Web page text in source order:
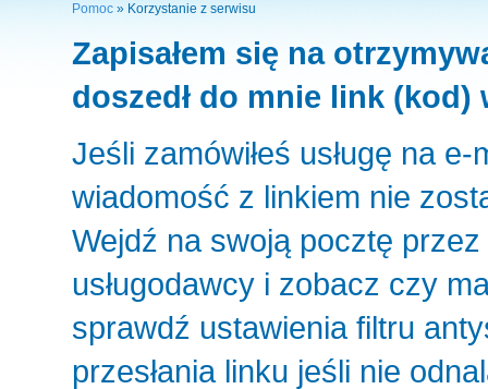
Pomoc » Korzystanie z serwisu
Zapisałem się na
doszedł do mnie link
Jeśli zamówiłeś usługę na
wiadomość z linkiem nie
Wejdź na swoją pocztę
usługodawcy i zobacz czy
sprawdź ustawienia filtru
przesłania linku jeśli nie